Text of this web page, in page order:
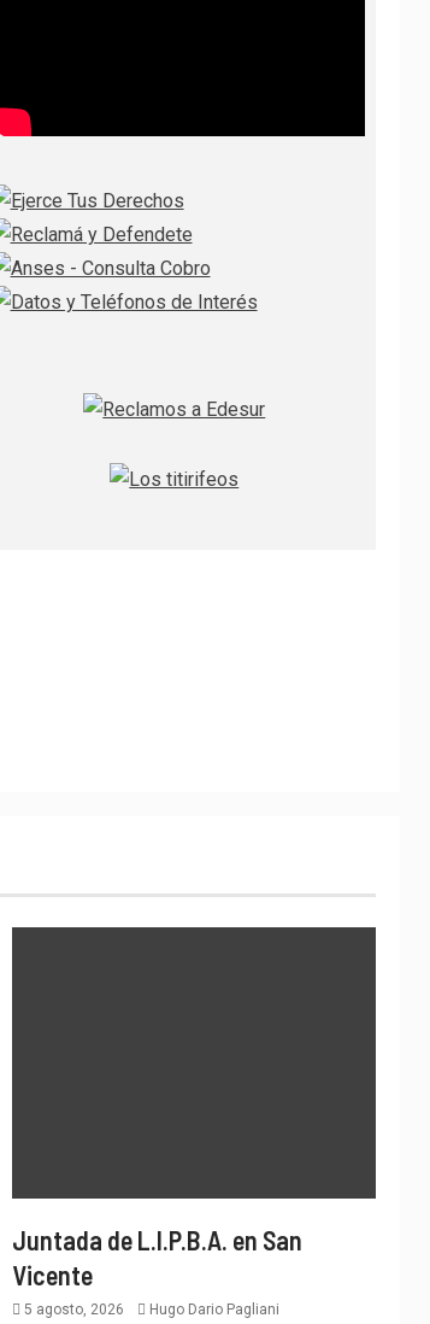
Juntada de L.I.P.B.A. en San
Vicente
5 agosto, 2026 Hugo Dario Pagliani